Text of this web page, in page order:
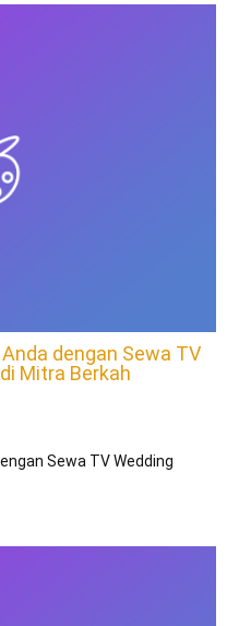
dengan Sewa TV
Mitra Berkah
Sewa TV Wedding